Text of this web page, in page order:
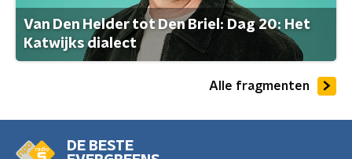
Van Den Helder tot Den Briel: Dag 20: Het
Katwijks dialect
Alle fragmenten
DE BESTE